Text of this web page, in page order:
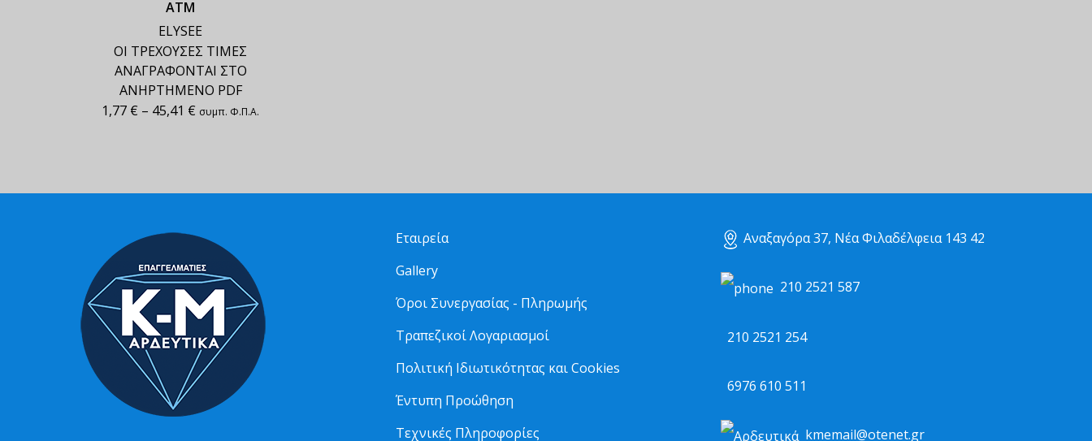
ΑΤΜ
ELYSEE
ΟΙ ΤΡΕΧΟΥΣΕΣ ΤΙΜΕΣ
ΑΝΑΓΡΑΦΟΝΤΑΙ ΣΤΟ
ΑΝΗΡΤΗΜΕΝΟ PDF
1,77 € – 45,41 € συμπ. Φ.Π.Α.
Εταιρεία
Gallery
Όροι Συνεργασίας - Πληρωμής
Τραπεζικοί Λογαριασμοί
Πολιτική Ιδιωτικότητας και Cookies
Έντυπη Προώθηση
Τεχνικές Πληροφορίες
Αναξαγόρα 37, Νέα Φιλαδέλφεια 143 42
210 2521 587
210 2521 254
6976 610 511
kmemail@otenet.gr